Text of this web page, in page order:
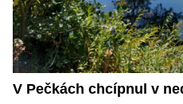
V Pečkách chcípnul v